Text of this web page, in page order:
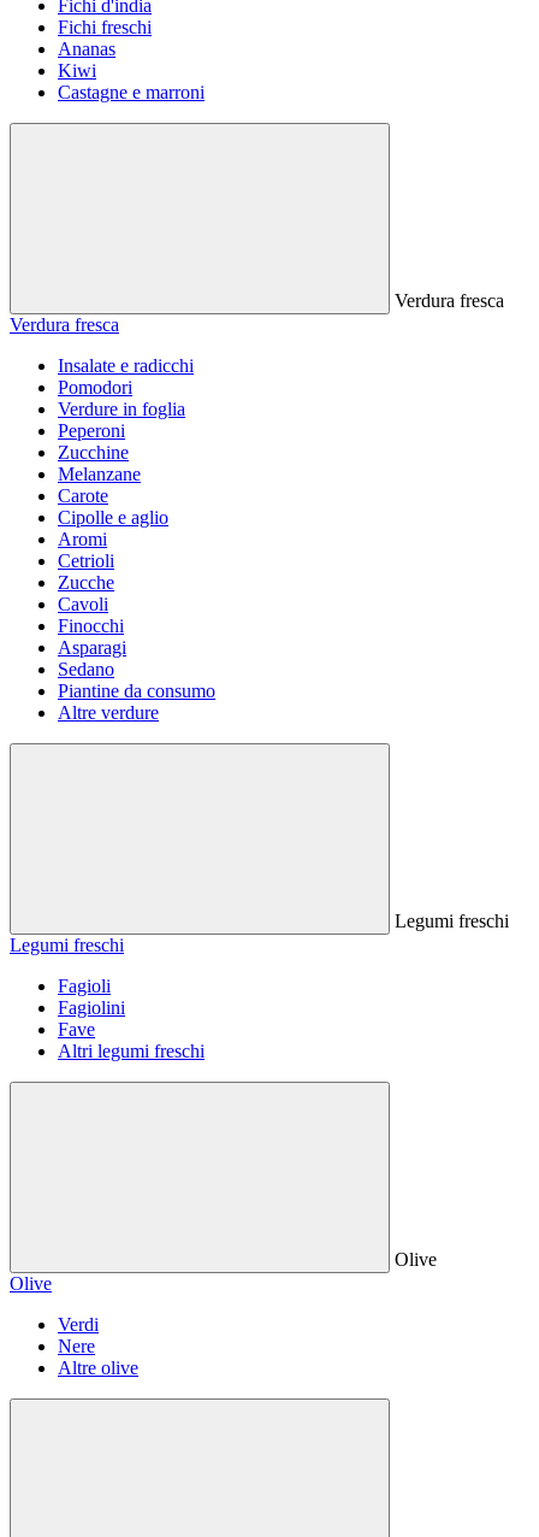
Fichi d'india
Fichi freschi
Ananas
Kiwi
Castagne e marroni
Verdura fresca
Verdura fresca
Insalate e radicchi
Pomodori
Verdure in foglia
Peperoni
Zucchine
Melanzane
Carote
Cipolle e aglio
Aromi
Cetrioli
Zucche
Cavoli
Finocchi
Asparagi
Sedano
Piantine da consumo
Altre verdure
Legumi freschi
Legumi freschi
Fagioli
Fagiolini
Fave
Altri legumi freschi
Olive
Olive
Verdi
Nere
Altre olive